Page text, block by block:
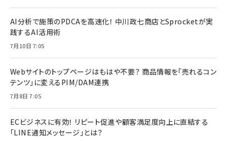
AI分析で施策のPDCAを高速化！ 中川政七商店とSprocketが実
践するAI活用術
7月10日 7:05
Webサイトのトップページはもはや不要？ 商品情報を「売れるコン
テンツ」に変えるPIM/DAM連携
7月8日 7:05
ECビジネスに有効！ リピート促進や顧客満足度向上に直結する
「LINE通知メッセージ」とは？